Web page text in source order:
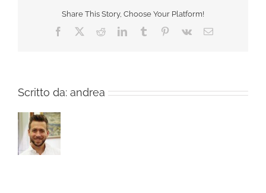
Share This Story, Choose Your Platform!
Facebook RedditLinkedInTumblr Pinterest
Vk Email
Scritto da: andrea